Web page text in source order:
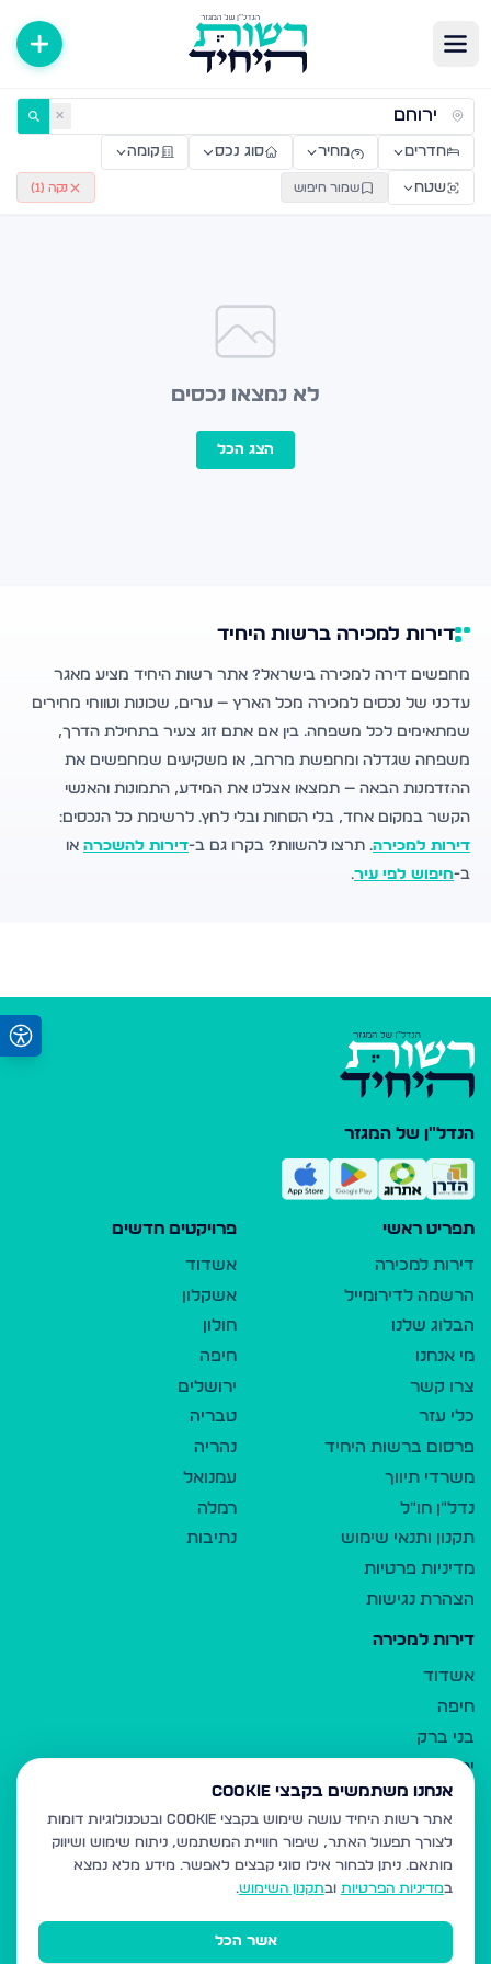
דירות למכירה ולהשכרה — רשות היחיד ✕
חדרים מחיר סוג נכס קומה
שטח שמור חיפוש נקה ( 1
)
לא נמצאו נכסים
הצג הכל
דירות למכירה ברשות היחיד
מחפשים דירה למכירה בישראל? אתר רשות היחיד מציע מאגר
עדכני של נכסים למכירה מכל הארץ — ערים, שכונות וטווחי מחירים
שמתאימים לכל משפחה. בין אם אתם זוג צעיר בתחילת הדרך,
משפחה שגדלה ומחפשת מרחב, או משקיעים שמחפשים את
ההזדמנות הבאה — תמצאו אצלנו את המידע, התמונות והאנשי
הקשר במקום אחד, בלי הסחות ובלי לחץ. לרשימת כל הנכסים:
דירות למכירה. תרצו להשוות? בקרו גם ב-דירות להשכרה או
ב-חיפוש לפי עיר.
הנדל"ן של המגזר
תפריט ראשי
דירות למכירה
הרשמה לדירומייל
הבלוג שלנו
מי אנחנו
צרו קשר
כלי עזר
פרסום ברשות היחיד
משרדי תיווך
נדל"ן חו"ל
תקנון ותנאי שימוש
מדיניות פרטיות
הצהרת נגישות
פרויקטים חדשים
אשדוד
אשקלון
חולון
חיפה
ירושלים
טבריה
נהריה
עמנואל
רמלה
נתיבות
דירות למכירה
אשדוד
חיפה
בני ברק
ירושלים
אלעד
גבעת זאב
בית שמש
רכסים
מודיעין עילית
אנחנו משתמשים בקבצי Cookie
אתר רשות היחיד עושה שימוש בקבצי Cookie ובטכנולוגיות דומות
לצורך תפעול האתר, שיפור חוויית המשתמש, ניתוח שימוש ושיווק
מותאם. ניתן לבחור אילו סוגי קבצים לאפשר. מידע מלא נמצא
במדיניות הפרטיות ובתקנון השימוש.
אשר הכל